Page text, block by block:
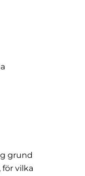
grund
vilka